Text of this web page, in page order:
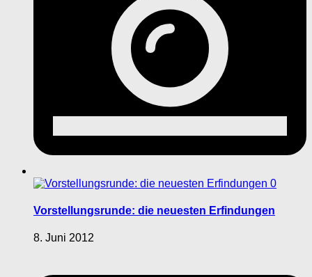
0
Vorstellungsrunde: die neuesten Erfindungen
8. Juni 2012